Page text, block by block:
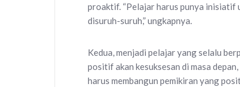
proaktif. “Pelajar harus punya inisiatif
disuruh-suruh,” ungkapnya.
Kedua, menjadi pelajar yang selalu
positif akan kesuksesan di masa
harus membangun pemikiran yang